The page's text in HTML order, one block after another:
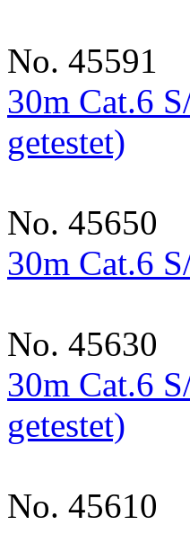
No. 45591
30m Cat.6
getestet)
No. 45650
30m Cat.6
No. 45630
30m Cat.6
getestet)
No. 45610